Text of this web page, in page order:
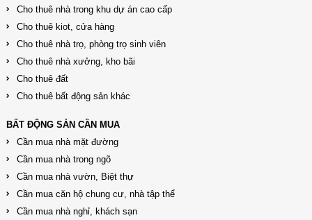
Cho thuê nhà trong khu dự án cao cấp
Cho thuê kiot, cửa hàng
Cho thuê nhà trọ, phòng trọ sinh viên
Cho thuê nhà xưởng, kho bãi
Cho thuê đất
Cho thuê bất động sản khác
BẤT ĐỘNG SẢN CẦN MUA
Cần mua nhà mặt đường
Cần mua nhà trong ngõ
Cần mua nhà vườn, Biệt thự
Cần mua căn hộ chung cư, nhà tập thể
Cần mua nhà nghỉ, khách sạn